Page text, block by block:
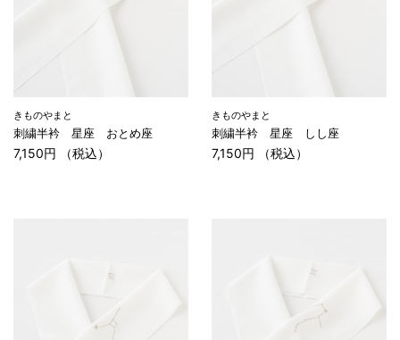
きものやまと
刺繍半衿 星座 おとめ座
7,150円 （税込）
きものやまと
刺繍半衿 星座 しし座
7,150円 （税込）